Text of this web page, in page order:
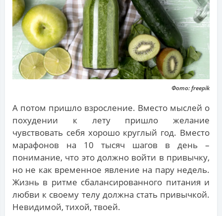
Фото: freepik
А потом пришло взросление. Вместо мыслей о
похудении к лету пришло желание
чувствовать себя хорошо круглый год. Вместо
марафонов на 10 тысяч шагов в день –
понимание, что это должно войти в привычку,
но не как временное явление на пару недель.
Жизнь в ритме сбалансированного питания и
любви к своему телу должна стать привычкой.
Невидимой, тихой, твоей.